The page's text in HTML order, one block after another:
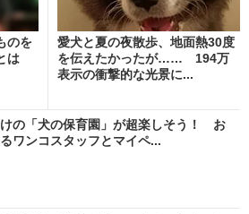
のを
は
愛犬と夏の夜散歩、地面熱30度
を伝えたかったが…… 194万
表示の衝撃的な光景に...
の「犬の保育園」が超楽しそう！ お
ワンコスタッフとマイペ...